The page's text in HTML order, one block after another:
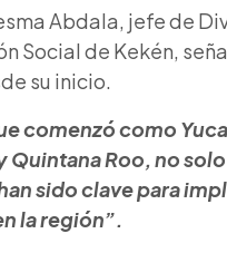
Abdala, jefe de
Social de Kekén,
su inicio.
comenzó como
Quintana Roo, no
sido clave para
la región”.